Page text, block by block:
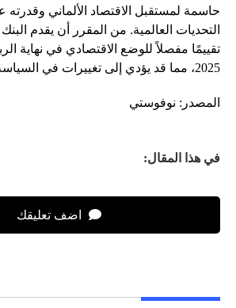
حاسمة لمستقبل الاقتصاد الألماني وقدرته
التحديات العالمية. من المقرر أن يقدم
تقييمًا مفصلاً للوضع الاقتصادي في نهاية
2025، مما قد يؤدي إلى تغييرات في السياسة النقدية.
المصدر: نوفوستي
في هذا المقال:
اضف تعليقك